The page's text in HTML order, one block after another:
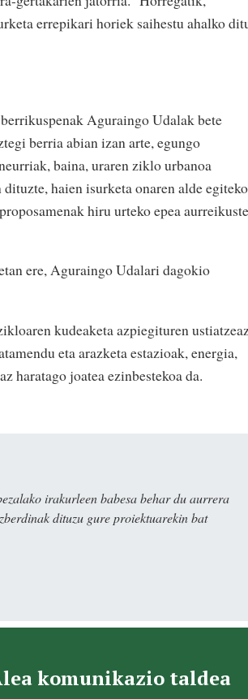
errepikari horiek saihestu ahalko
Aguraingo Udalak bete
berria abian izan arte, egungo
baina, uraren ziklo urbanoa
haien isurketa onaren alde
hiru urteko epea
ere, Aguraingo Udalari dagokio
kudeaketa azpiegituren
eta arazketa estazioak, energia,
haratago joatea ezinbestekoa da.
irakurleen babesa behar du aurrera
dituzu gure proiektuarekin bat
komunikazio taldea